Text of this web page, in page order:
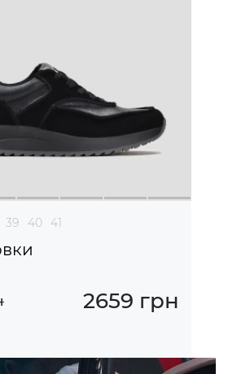
39 40 41
2659 грн